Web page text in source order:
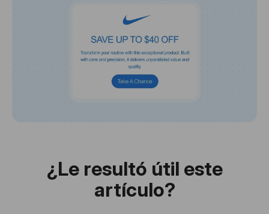
¿Le resultó útil este
artículo?